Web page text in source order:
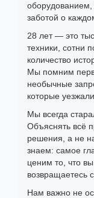
заботой о
28 лет — это
техники, сотни
количество
Мы помним
необычные
которые
Мы всегда
Объяснять всё
решения, а не
знаем: самое
ценим то, что
возвращаетесь
Нам важно не